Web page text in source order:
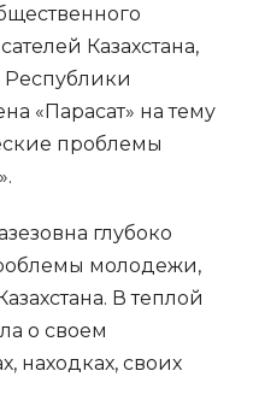
Казахстана,
Республики
«Парасат» на тему
проблемы
глубоко
молодежи,
В теплой
о своем
находках, своих